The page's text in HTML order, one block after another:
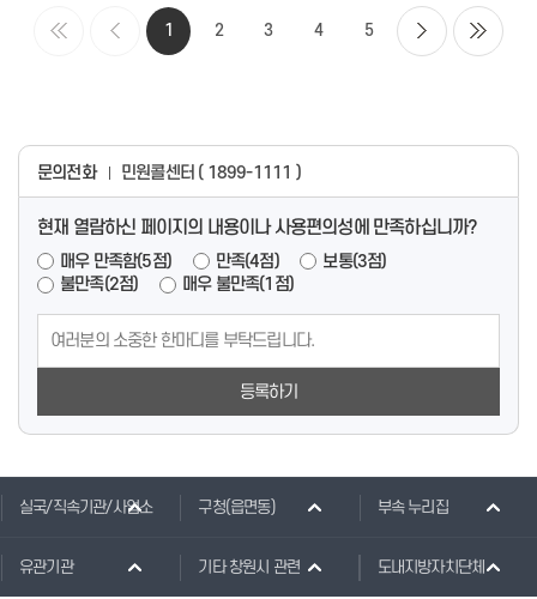
1 2 3 4 5
문의전화 민원콜센터 ( 1899-1111 )
현재 열람하신 페이지의 내용이나 사용편의성에 만족하십니까?
매우 만족함(5점) 만족(4점)
보통(3점)
불만족(2점)
매우 불만족(1점)
등록하기
실국/직속기관/사업소 구청(읍면동) 부속 누리집
유관기관 기타 창원시 관련 도내지방자치단체